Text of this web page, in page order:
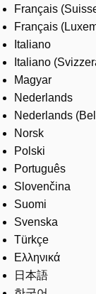
Français
Français
Italiano
Italiano
Magyar
Nederlands
Nederlands
Norsk
Polski
Português
Slovenčina
Suomi
Svenska
Türkçe
Ελληνικά
日本語